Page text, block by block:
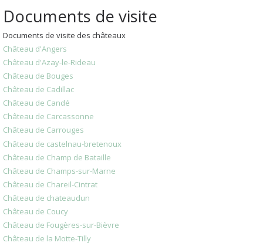
Documents de visite
Documents de visite des châteaux
Château d'Angers
Château d'Azay-le-Rideau
Château de Bouges
Château de Cadillac
Château de Candé
Château de Carcassonne
Château de Carrouges
Château de castelnau-bretenoux
Château de Champ de Bataille
Château de Champs-sur-Marne
Château de Chareil-Cintrat
Château de chateaudun
Château de Coucy
Château de Fougères-sur-Bièvre
Château de la Motte-Tilly